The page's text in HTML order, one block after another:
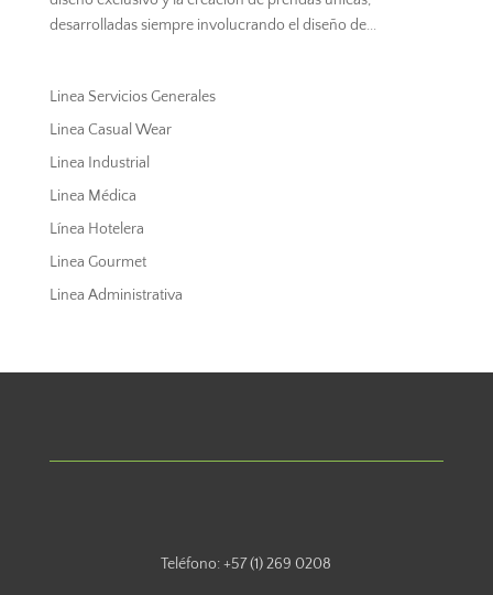
desarrolladas siempre involucrando el diseño de...
Linea Servicios Generales
Linea Casual Wear
Linea Industrial
Linea Médica
Línea Hotelera
Linea Gourmet
Linea Administrativa
Teléfono: +57 (1) 269 0208